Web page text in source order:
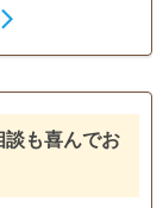
から不動産や
た税務や会計
銀行手続き
前贈与（不動産名
談も喜んでお